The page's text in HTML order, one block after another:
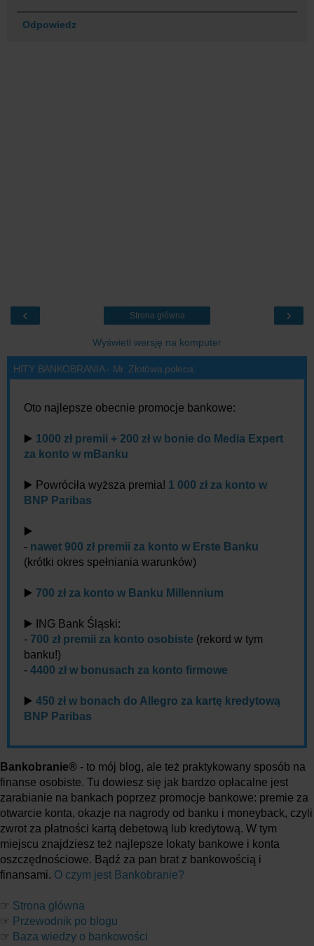
Odpowiedz
‹ ›
Strona główna
Wyświetl wersję na komputer
HITY BANKOBRANIA - Mr. Złotówa poleca:
Oto najlepsze obecnie promocje bankowe:
▶️ 1000 zł premii + 200 zł w bonie do Media Expert
za konto w mBanku
▶️ Powróciła wyższa premia! 1 000 zł za konto w
BNP Paribas
▶️
- nawet 900 zł premii za konto w Erste Banku
(krótki okres spełniania warunków)
▶️ 700 zł za konto w Banku Millennium
▶️ ING Bank Śląski:
- 700 zł premii za konto osobiste (rekord w tym
banku!)
- 4400 zł w bonusach za konto firmowe
▶️ 450 zł w bonach do Allegro za kartę kredytową
BNP Paribas
Bankobranie® - to mój blog, ale też praktykowany sposób na
finanse osobiste. Tu dowiesz się jak bardzo opłacalne jest
zarabianie na bankach poprzez promocje bankowe: premie za
otwarcie konta, okazje na nagrody od banku i moneyback, czyli
zwrot za płatności kartą debetową lub kredytową. W tym
miejscu znajdziesz też najlepsze lokaty bankowe i konta
oszczędnościowe. Bądź za pan brat z bankowością i
finansami. O czym jest Bankobranie?
☞ Strona główna
☞ Przewodnik po blogu
☞ Baza wiedzy o bankowości